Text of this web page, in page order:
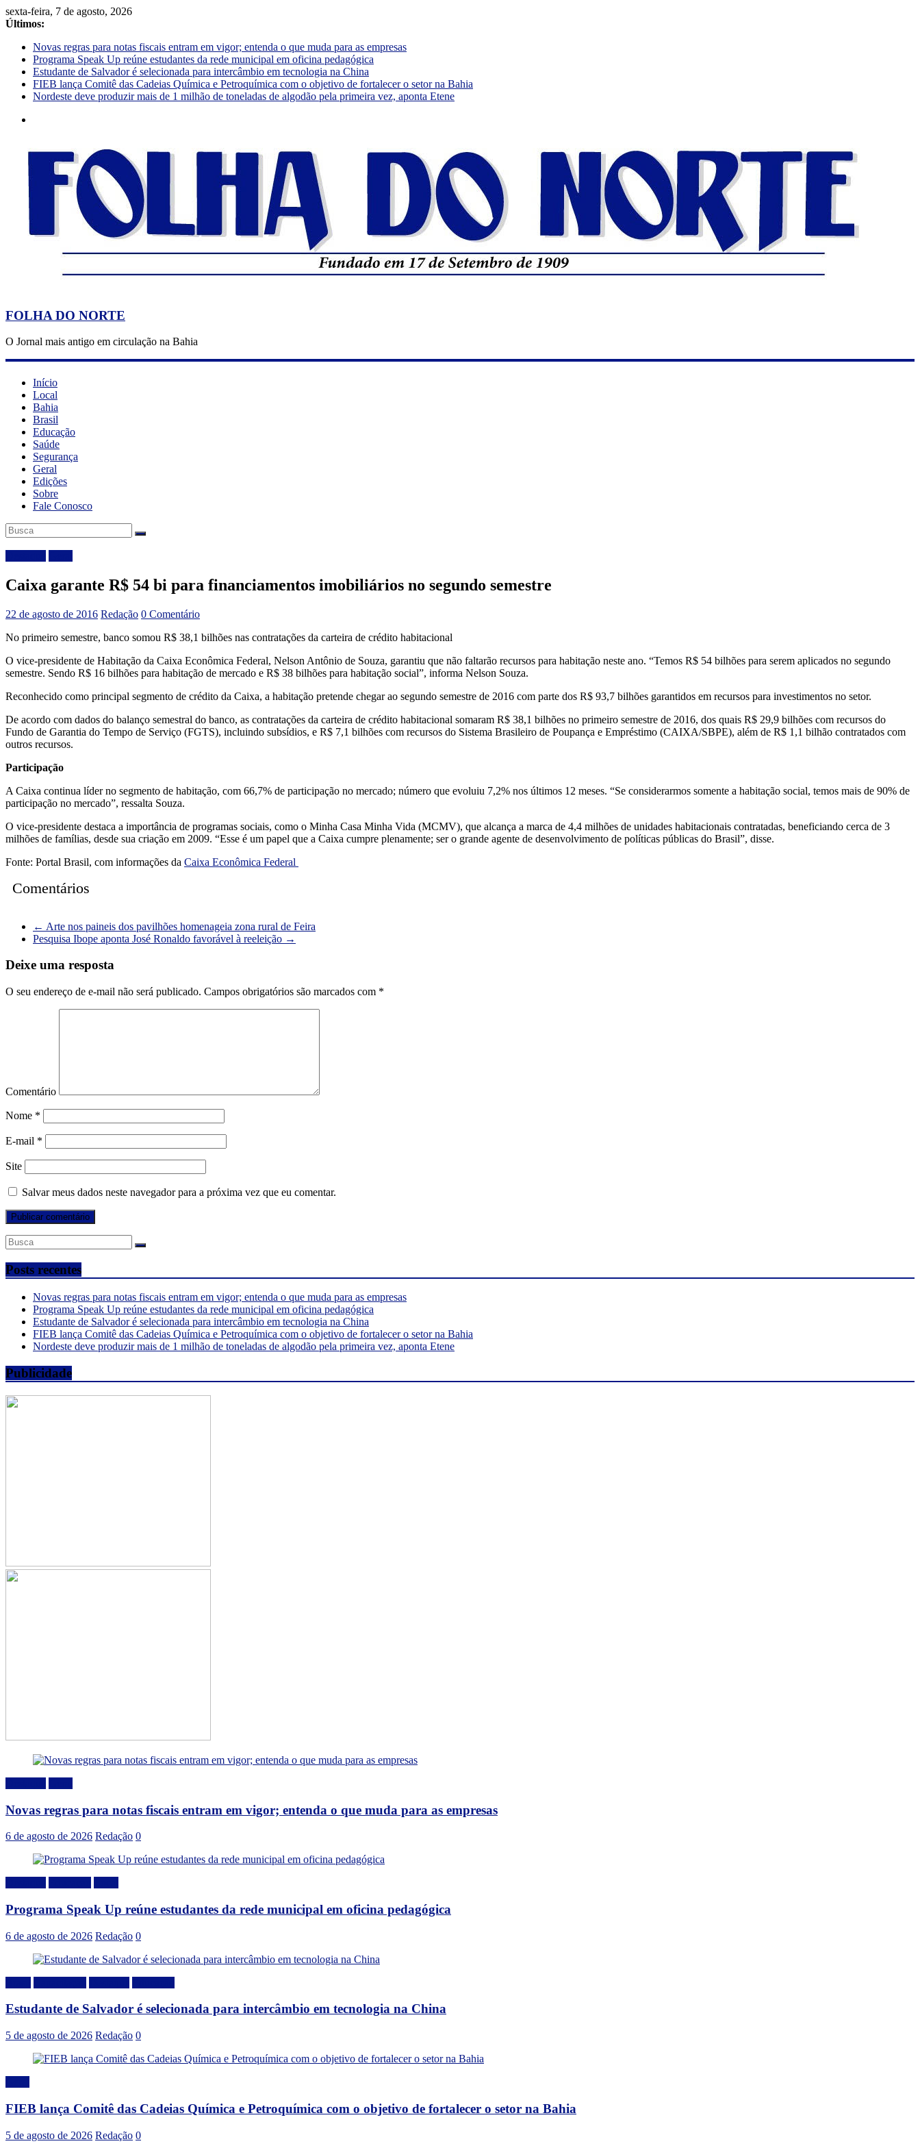
sexta-feira, 7 de agosto, 2026
Últimos:
Novas regras para notas fiscais entram em vigor; entenda o que muda para as empresas
Programa Speak Up reúne estudantes da rede municipal em oficina pedagógica
Estudante de Salvador é selecionada para intercâmbio em tecnologia na China
FIEB lança Comitê das Cadeias Química e Petroquímica com o objetivo de fortalecer o setor na Bahia
Nordeste deve produzir mais de 1 milhão de toneladas de algodão pela primeira vez, aponta Etene
FOLHA DO NORTE
O Jornal mais antigo em circulação na Bahia
Início
Local
Bahia
Brasil
Educação
Saúde
Segurança
Geral
Edições
Sobre
Fale Conosco
Caixa garante R$ 54 bi para financiamentos imobiliários no segundo semestre
22 de agosto de 2016 Redação 0 Comentário
No primeiro semestre, banco somou R$ 38,1 bilhões nas contratações da carteira de crédito habitacional
O vice-presidente de Habitação da Caixa Econômica Federal, Nelson Antônio de Souza, garantiu que não faltarão recursos para habitação neste ano. “Temos R$ 54 bilhões para serem aplicados no segundo
semestre. Sendo R$ 16 bilhões para habitação de mercado e R$ 38 bilhões para habitação social”, informa Nelson Souza.
Reconhecido como principal segmento de crédito da Caixa, a habitação pretende chegar ao segundo semestre de 2016 com parte dos R$ 93,7 bilhões garantidos em recursos para investimentos no setor.
De acordo com dados do balanço semestral do banco, as contratações da carteira de crédito habitacional somaram R$ 38,1 bilhões no primeiro semestre de 2016, dos quais R$ 29,9 bilhões com recursos do
Fundo de Garantia do Tempo de Serviço (FGTS), incluindo subsídios, e R$ 7,1 bilhões com recursos do Sistema Brasileiro de Poupança e Empréstimo (CAIXA/SBPE), além de R$ 1,1 bilhão contratados com
outros recursos.
Participação
A Caixa continua líder no segmento de habitação, com 66,7% de participação no mercado; número que evoluiu 7,2% nos últimos 12 meses. “Se considerarmos somente a habitação social, temos mais de 90% de
participação no mercado”, ressalta Souza.
O vice-presidente destaca a importância de programas sociais, como o Minha Casa Minha Vida (MCMV), que alcança a marca de 4,4 milhões de unidades habitacionais contratadas, beneficiando cerca de 3
milhões de famílias, desde sua criação em 2009. “Esse é um papel que a Caixa cumpre plenamente; ser o grande agente de desenvolvimento de políticas públicas do Brasil”, disse.
Fonte: Portal Brasil, com informações da Caixa Econômica Federal
Comentários
← Arte nos paineis dos pavilhões homenageia zona rural de Feira
Pesquisa Ibope aponta José Ronaldo favorável à reeleição →
Deixe uma resposta
O seu endereço de e-mail não será publicado. Campos obrigatórios são marcados com *
Comentário
Nome *
E-mail *
Site
Salvar meus dados neste navegador para a próxima vez que eu comentar.
Posts recentes
Novas regras para notas fiscais entram em vigor; entenda o que muda para as empresas
Programa Speak Up reúne estudantes da rede municipal em oficina pedagógica
Estudante de Salvador é selecionada para intercâmbio em tecnologia na China
FIEB lança Comitê das Cadeias Química e Petroquímica com o objetivo de fortalecer o setor na Bahia
Nordeste deve produzir mais de 1 milhão de toneladas de algodão pela primeira vez, aponta Etene
Publicidade
Novas regras para notas fiscais entram em vigor; entenda o que muda para as empresas
6 de agosto de 2026 Redação 0
Programa Speak Up reúne estudantes da rede municipal em oficina pedagógica
6 de agosto de 2026 Redação 0
Estudante de Salvador é selecionada para intercâmbio em tecnologia na China
5 de agosto de 2026 Redação 0
FIEB lança Comitê das Cadeias Química e Petroquímica com o objetivo de fortalecer o setor na Bahia
5 de agosto de 2026 Redação 0